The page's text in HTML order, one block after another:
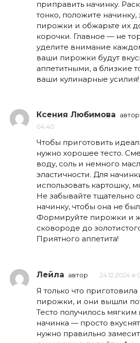
приправить начинку.
тонко, положите начинку,
пирожки и обжарьте их
корочки. Главное — не
уделите внимание
ваши пирожки будут
аппетитными, а близкие
ваши кулинарные усилия!
Ксения Любимова автор
04:40
Чтобы приготовить
нужно хорошее тесто.
воду, соль и немного
эластичности. Для
использовать картошку,
Не забывайте тщательно
начинку, чтобы она не
Формируйте пирожки и
сковороде до
Приятного аппетита!
Лейла автор 24.12.2024 в
Я только что
пирожки, и они вышли
Тесто получилось
начинка — просто
нужно правильно